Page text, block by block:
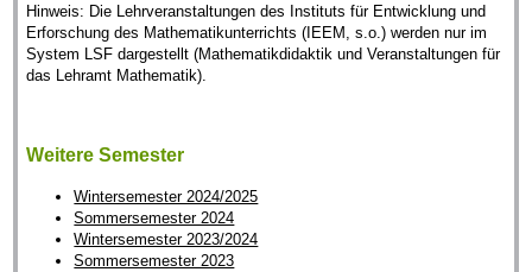
Hinweis: Die Lehrveranstaltungen des Instituts für Entwicklung und
Erforschung des Mathematikunterrichts (IEEM, s.o.) werden nur im
System LSF dargestellt (Mathematikdidaktik und Veranstaltungen für
das Lehramt Mathematik).
Weitere Semester
Wintersemester 2024/2025
Sommersemester 2024
Wintersemester 2023/2024
Sommersemester 2023